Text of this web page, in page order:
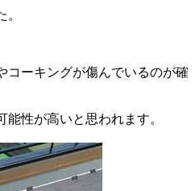
コーキングが傷んでいるのが確
性が高いと思われます。